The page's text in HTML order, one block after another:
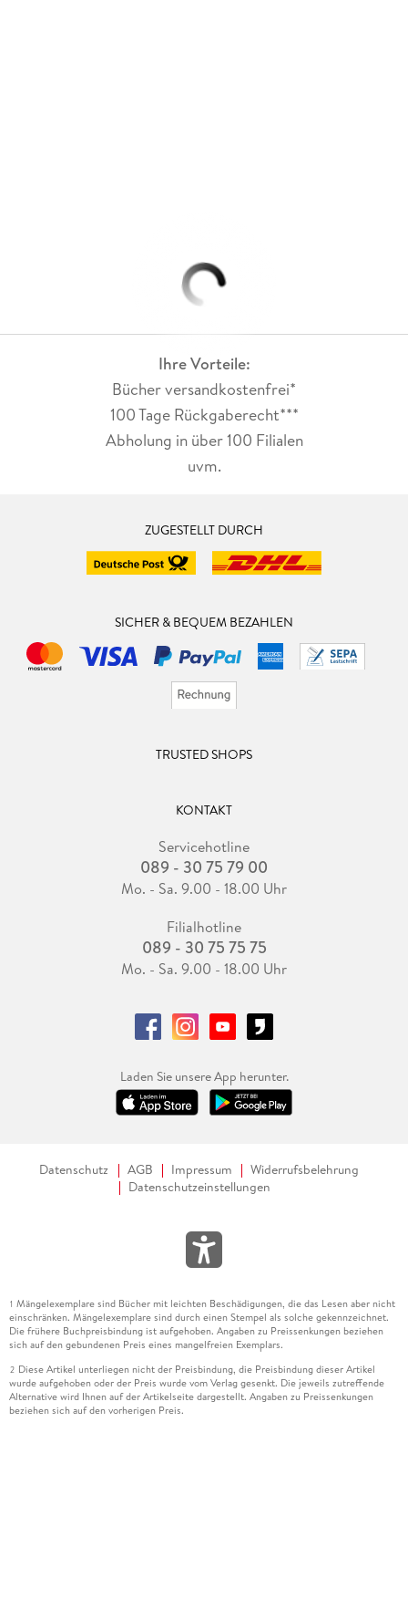
Ihre Vorteile:
Bücher versandkostenfrei*
100 Tage Rückgaberecht***
Abholung in über 100 Filialen
uvm.
ZUGESTELLT DURCH
SICHER & BEQUEM BEZAHLEN
TRUSTED SHOPS
KONTAKT
Servicehotline
089 - 30 75 79 00
Mo. - Sa. 9.00 - 18.00 Uhr
Filialhotline
089 - 30 75 75 75
Mo. - Sa. 9.00 - 18.00 Uhr
Laden Sie unsere App herunter.
Datenschutz AGB Impressum
Widerrufsbelehrung
Datenschutzeinstellungen
1 Mängelexemplare sind Bücher mit leichten Beschädigungen, die das Lesen aber nicht
einschränken. Mängelexemplare sind durch einen Stempel als solche gekennzeichnet.
Die frühere Buchpreisbindung ist aufgehoben. Angaben zu Preissenkungen beziehen
sich auf den gebundenen Preis eines mangelfreien Exemplars.
2 Diese Artikel unterliegen nicht der Preisbindung, die Preisbindung dieser Artikel
wurde aufgehoben oder der Preis wurde vom Verlag gesenkt. Die jeweils zutreffende
Alternative wird Ihnen auf der Artikelseite dargestellt. Angaben zu Preissenkungen
beziehen sich auf den vorherigen Preis.